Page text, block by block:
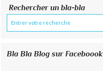
Rechercher un bla-bla
Bla Bla Blog sur Faceboook